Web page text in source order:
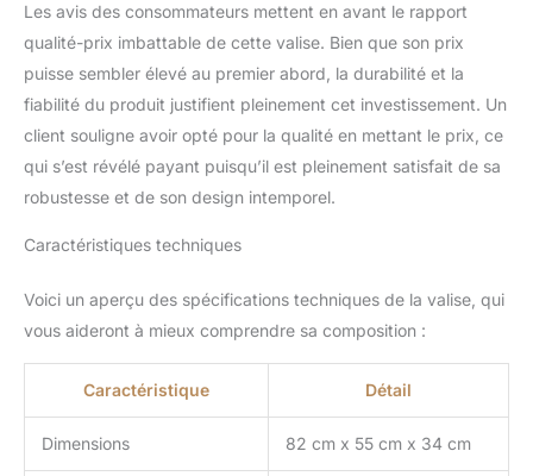
Pour toutes questions,
vous pouvez contacter
notre service client
DELSEY PARIS en
utilisant le formulaire de
contact disponible sur le
site delsey.com, rubrique
"Contact".
CARACTERISTIQUES
XXL - Poids : 5.35 kg -
Couleur : Graphite
Les avis des consommateurs mettent en avant le rapport
qualité-prix imbattable de cette valise. Bien que son prix
puisse sembler élevé au premier abord, la durabilité et la
fiabilité du produit justifient pleinement cet investissement. Un
client souligne avoir opté pour la qualité en mettant le prix, ce
qui s’est révélé payant puisqu’il est pleinement satisfait de sa
robustesse et de son design intemporel.
Caractéristiques techniques
Voici un aperçu des spécifications techniques de la valise, qui
vous aideront à mieux comprendre sa composition :
Caractéristique Détail
Dimensions 82 cm x 55 cm x 34 cm